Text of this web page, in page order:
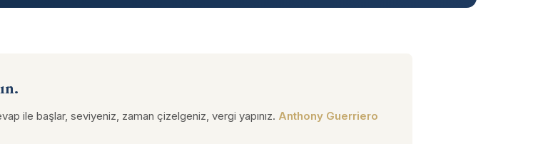
ile başlar, seviyeniz, zaman çizelgeniz, vergi yapınız. Anthony Guerriero